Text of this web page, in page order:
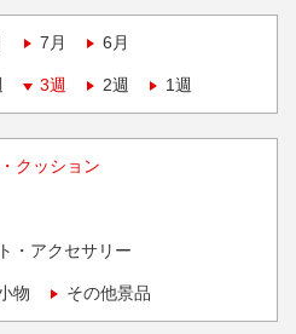
7月 6月
3週 2週 1週
クッション
・アクセサリー
物 その他景品